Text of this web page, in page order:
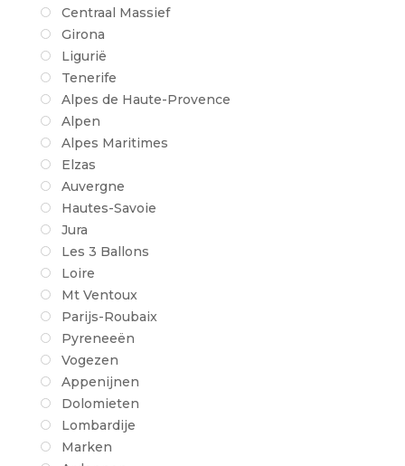
Centraal Massief
Girona
Ligurië
Tenerife
Alpes de Haute-Provence
Alpen
Alpes Maritimes
Elzas
Auvergne
Hautes-Savoie
Jura
Les 3 Ballons
Loire
Mt Ventoux
Parijs-Roubaix
Pyreneeën
Vogezen
Appenijnen
Dolomieten
Lombardije
Marken